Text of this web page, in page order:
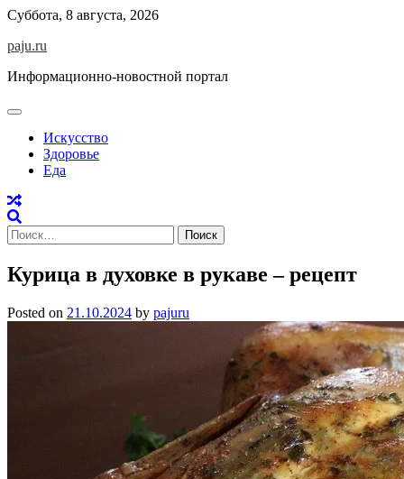
Skip
content
Суббота, 8 августа, 2026
paju.ru
Информационно-новостной портал
Искусство
Здоровье
Еда
Найти:
Курица в духовке в рукаве – рецепт
Posted on 21.10.2024 by pajuru